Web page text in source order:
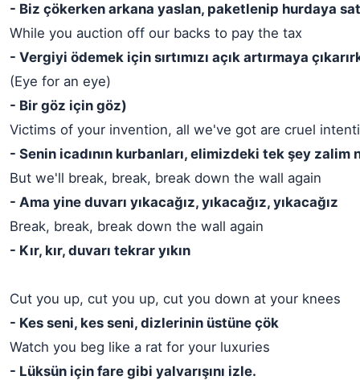
- Biz çökerken arkana yaslan, paketlenip hurdaya
While you auction off our backs to pay the tax
- Vergiyi ödemek için sırtımızı açık artırmaya
(Eye for an eye)
- Bir göz için göz)
Victims of your invention, all we've got are cruel
- Senin icadının kurbanları, elimizdeki tek şey zalim
But we'll break, break, break down the wall again
- Ama yine duvarı yıkacağız, yıkacağız, yıkacağız
Break, break, break down the wall again
- Kır, kır, duvarı tekrar yıkın
Cut you up, cut you up, cut you down at your knees
- Kes seni, kes seni, dizlerinin üstüne çök
Watch you beg like a rat for your luxuries
- Lüksün için fare gibi yalvarışını izle.